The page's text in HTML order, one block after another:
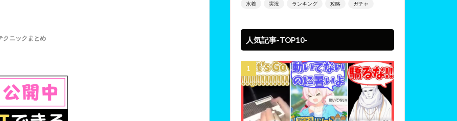
クニックまとめ
水着 実況 ランキング 攻略 ガチャ
人気記事-TOP10-